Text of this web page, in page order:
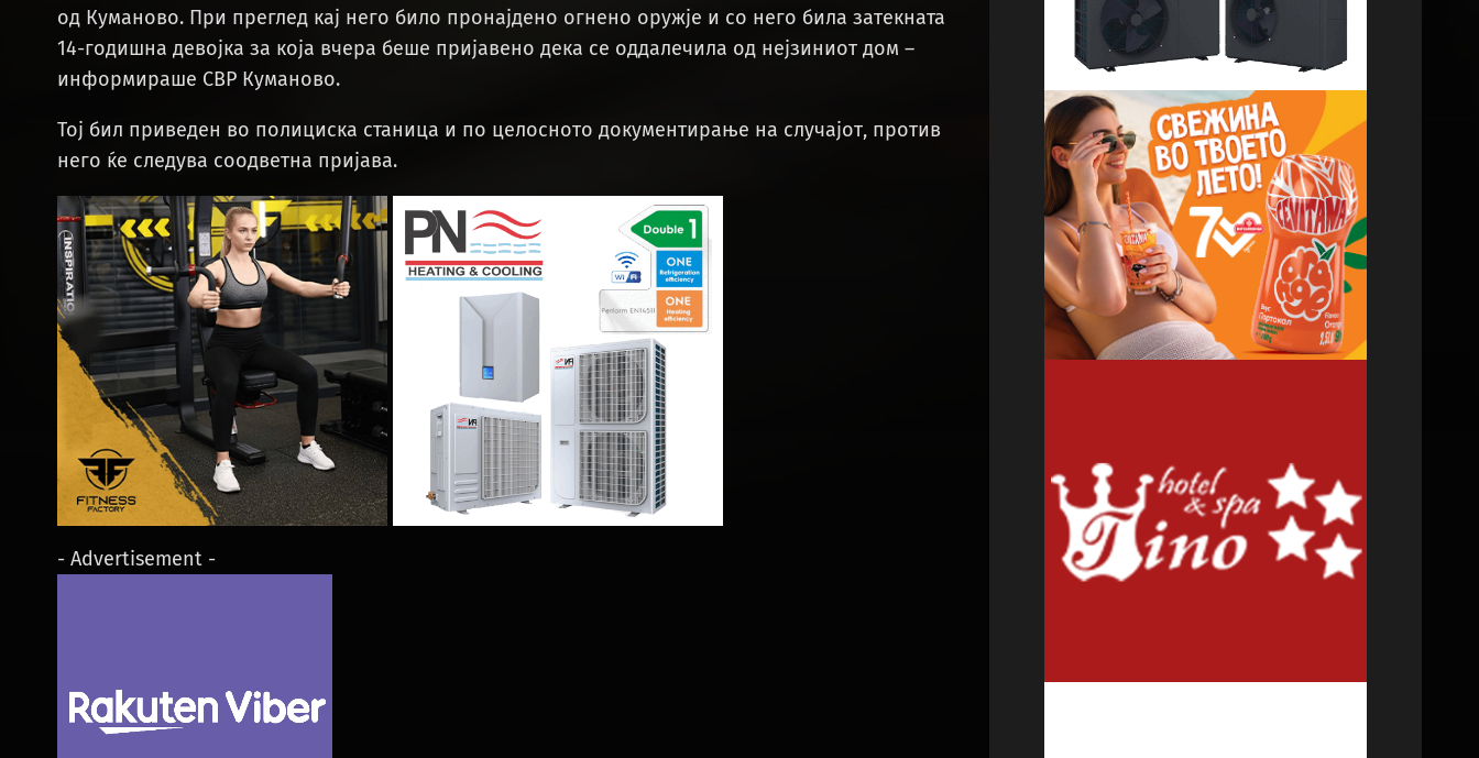
од Куманово. При преглед кај него било пронајдено огнено оружје и со него била затекната
14-годишна девојка за која вчера беше пријавено дека се оддалечила од нејзиниот дом –
информираше СВР Куманово.
Тој бил приведен во полициска станица и по целосното документирање на случајот, против
него ќе следува соодветна пријава.
- Advertisement -